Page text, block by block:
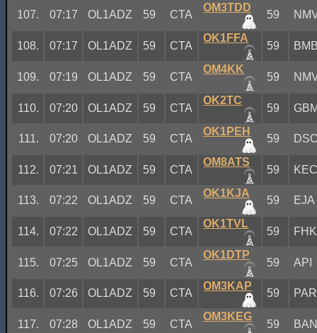
107. 07:17 OL1ADZ 59 CTA
OM3TDD
59
108. 07:17 OL1ADZ 59 CTA
OK1FFA
59
109. 07:19 OL1ADZ 59 CTA
OM4KK
59
110. 07:20 OL1ADZ 59 CTA
OK2TC
59
111. 07:20 OL1ADZ 59 CTA
OK1PEH
59
112. 07:21 OL1ADZ 59 CTA
OM8ATS
59
113. 07:22 OL1ADZ 59 CTA
OK1KJA
59 EJA
114. 07:22 OL1ADZ 59 CTA
OK1TVL
59 FHK
115. 07:25 OL1ADZ 59 CTA
OK1DTP
59 API
116. 07:26 OL1ADZ 59 CTA
OM3KAP
59 PAR
117. 07:28 OL1ADZ 59 CTA
OM3KEG
59